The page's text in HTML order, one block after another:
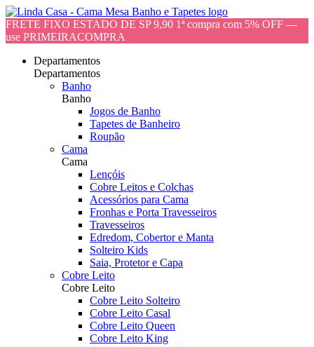
FRETE FIXO ESTADO DE SP 9,90 1ª compra com 5% OFF —
use PRIMEIRACOMPRA
Departamentos
Departamentos
Banho
Banho
Jogos de Banho
Tapetes de Banheiro
Roupão
Cama
Cama
Lençóis
Cobre Leitos e Colchas
Acessórios para Cama
Fronhas e Porta Travesseiros
Travesseiros
Edredom, Cobertor e Manta
Solteiro Kids
Saia, Protetor e Capa
Cobre Leito
Cobre Leito
Cobre Leito Solteiro
Cobre Leito Casal
Cobre Leito Queen
Cobre Leito King